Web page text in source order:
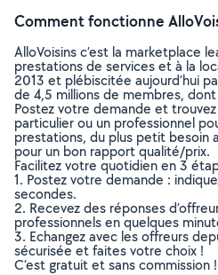
Comment fonctionne
AlloVoisins c’est la marketplace
prestations de services et à la
2013 et plébiscitée aujourd’hui
de 4,5 millions de membres,
Postez votre demande et
particulier ou un professionnel
prestations, du plus petit besoin
pour un bon rapport qualité/prix.
Facilitez votre quotidien en 3
1. Postez votre demande :
secondes.
2. Recevez des réponses
professionnels en quelques
3. Echangez avec les offreurs
sécurisée et faites votre choix !
C’est gratuit et sans commission !